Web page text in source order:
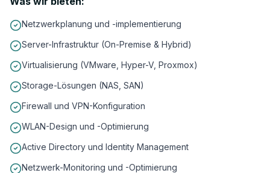
Netzwerkplanung und -implementierung
Server-Infrastruktur (On-Premise & Hybrid)
Virtualisierung (VMware, Hyper-V, Proxmox)
Storage-Lösungen (NAS, SAN)
Firewall und VPN-Konfiguration
WLAN-Design und -Optimierung
Active Directory und Identity Management
Netzwerk-Monitoring und -Optimierung